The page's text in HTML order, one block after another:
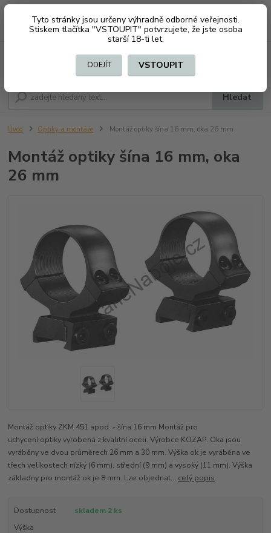
Tyto stránky jsou určeny výhradně odborné veřejnosti.
Stiskem tlačítka "VSTOUPIT" potvrzujete, že jste osoba
starší 18-ti let.
ODEJÍT VSTOUPIT
CZK
Hledat
+420 603794370 za0 Kč
Úvod Optiky a montáže Montáž optiky šína 16 mm, oka 26 mm
Montáž optiky šína 16 mm, oka
26 mm
Montáž optiky ZKM 451 apod. - šína 16 mm Montáž pro
uchycení optiky vyrobená z kvalitní oceli. Výrobce KOZAP. Oka jsou
vyráběny ve dvou průměrech 26 mm a 30 mm. Výška ok je vyráběna ve
třech velikostech nízký (6 mm), střední (9 mm) a vysoký (11 mm). Výška
základny pro montáž ok je 8 mm. Lze objednat... celý popis
Dostupnost
skladem 2 ks
Výška